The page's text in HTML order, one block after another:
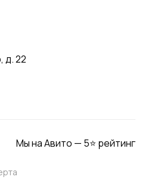
д. 22
Мы на Авито — 5⭐ рейтинг